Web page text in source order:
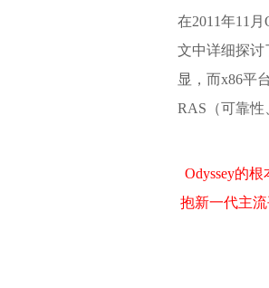
在2011年11
文中详细探讨
显，而x86平
RAS（可靠性
Odyssey的
抱新一代主